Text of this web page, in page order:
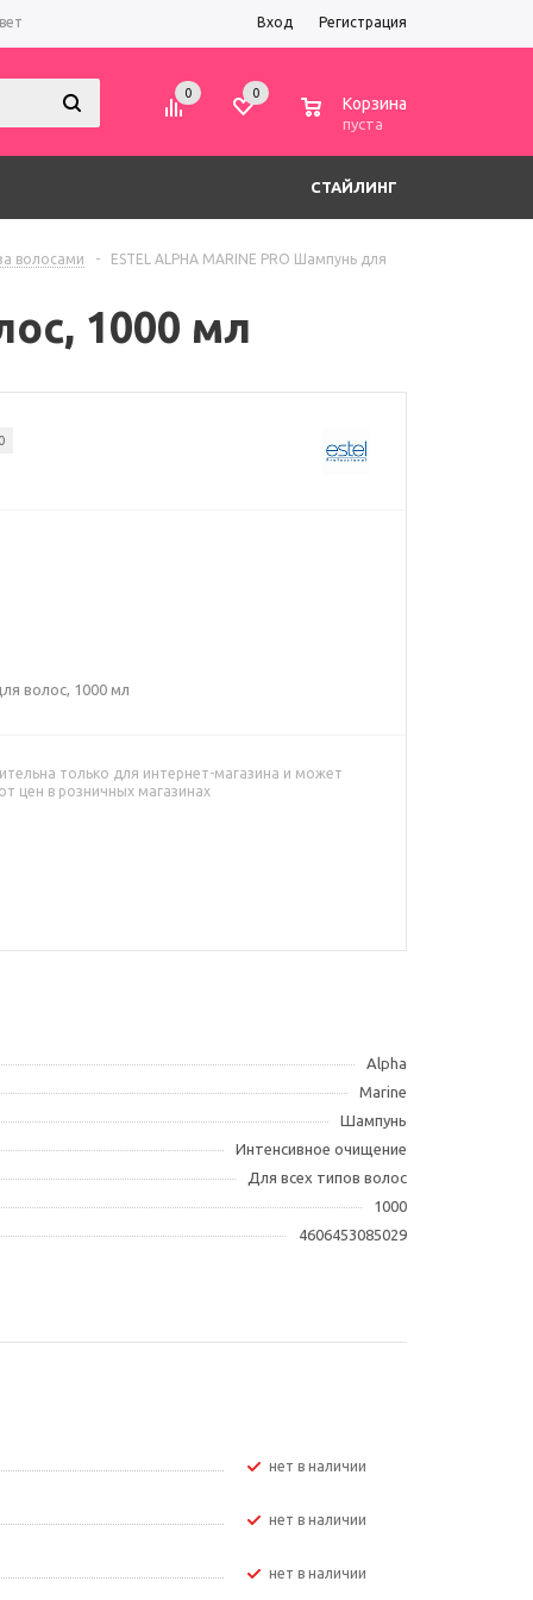
Вход Регистрация
0 0
Корзина
пуста
СТАЙЛИНГ
волосами -
ESTEL ALPHA MARINE PRO Шампунь для
1000 мл
волос, 1000 мл
только для интернет-магазина и может
цен в розничных магазинах
Alpha
Marine
Шампунь
Интенсивное очищение
Для всех типов волос
1000
4606453085029
Нет в наличии
Нет в наличии
Нет в наличии